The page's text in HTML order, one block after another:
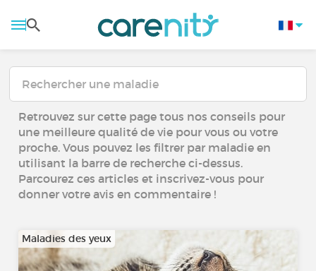
Retrouvez sur cette page tous nos conseils pour
une meilleure qualité de vie pour vous ou votre
proche. Vous pouvez les filtrer par maladie en
utilisant la barre de recherche ci-dessus.
Parcourez ces articles et inscrivez-vous pour
donner votre avis en commentaire !
Maladies des yeux